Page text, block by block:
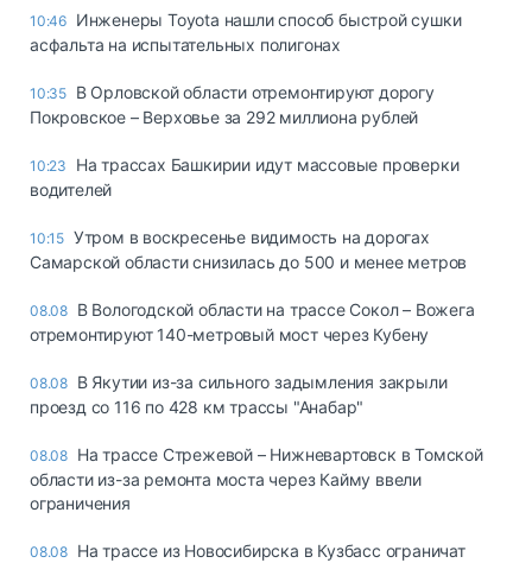
10:46 Инженеры Toyota нашли способ быстрой сушки
асфальта на испытательных полигонах
10:35 В Орловской области отремонтируют дорогу
Покровское – Верховье за 292 миллиона рублей
10:23
На трассах Башкирии идут массовые проверки
водителей
10:15 Утром в воскресенье видимость на дорогах
Самарской области снизилась до 500 и менее метров
08.08 В Вологодской области на трассе Сокол – Вожега
отремонтируют 140-метровый мост через Кубену
08.08 В Якутии из-за сильного задымления закрыли
проезд со 116 по 428 км трассы "Анабар"
08.08 На трассе Стрежевой – Нижневартовск в Томской
области из-за ремонта моста через Кайму ввели
ограничения
08.08 На трассе из Новосибирска в Кузбасс ограничат